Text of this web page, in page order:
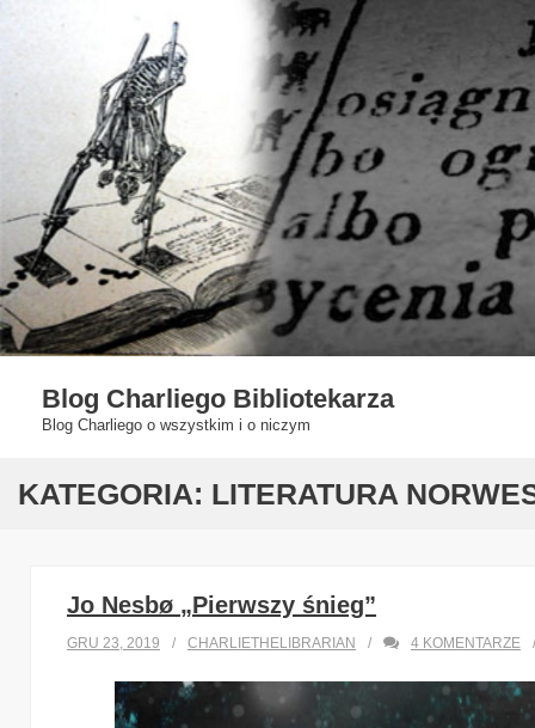
Blog Charliego Bibliotekarza
Blog Charliego o wszystkim i o niczym
KATEGORIA: LITERATURA
Jo Nesbø „Pierwszy śnieg”
GRU 23, 2019 CHARLIETHELIBRARIAN 4 KOMENTARZE